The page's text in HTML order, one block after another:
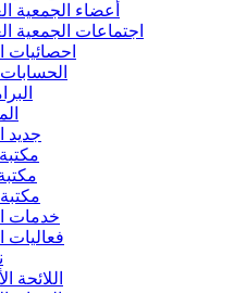
أعضاء الجمعية
اجتماعات الجمعية
احصائيات
الحسابات
جديد
مكتبة
مكتبة
خدمات
فعاليات
اللائحة